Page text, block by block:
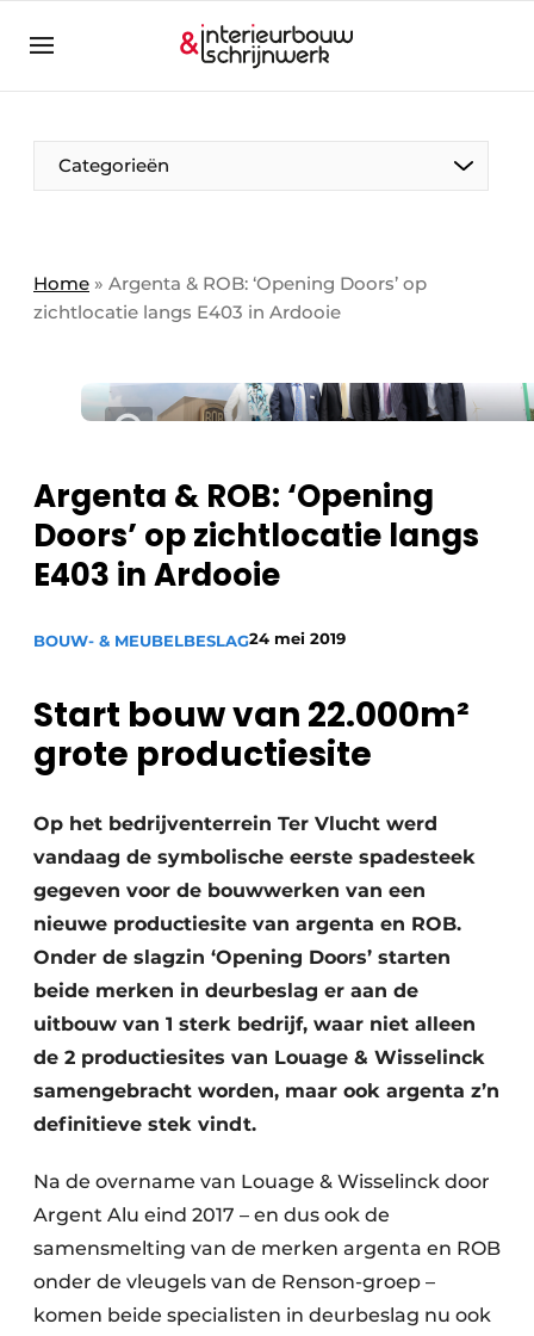
Bedrijven
Bedrijven
Direct contact
Evenement aanmelden
interieur- & exterieurschrijnwerk
Meest gelezen
Podcasts
Privacy / Cookie statement
Vacature aanmelden
Categorieën
Home » Argenta & ROB: ‘Opening Doors’ op
zichtlocatie langs E403 in Ardooie
Argenta & ROB: ‘Opening
Doors’ op zichtlocatie langs
E403 in Ardooie
BOUW- & MEUBELBESLAG24 mei 2019
Start bouw van 22.000m²
grote productiesite
Op het bedrijventerrein Ter Vlucht werd
vandaag de symbolische eerste spadesteek
gegeven voor de bouwwerken van een
nieuwe productiesite van argenta en ROB.
Onder de slagzin ‘Opening Doors’ starten
beide merken in deurbeslag er aan de
uitbouw van 1 sterk bedrijf, waar niet alleen
de 2 productiesites van Louage & Wisselinck
samengebracht worden, maar ook argenta z’n
definitieve stek vindt.
Na de overname van Louage & Wisselinck door
Argent Alu eind 2017 – en dus ook de
samensmelting van de merken argenta en ROB
onder de vleugels van de Renson-groep –
komen beide specialisten in deurbeslag nu ook